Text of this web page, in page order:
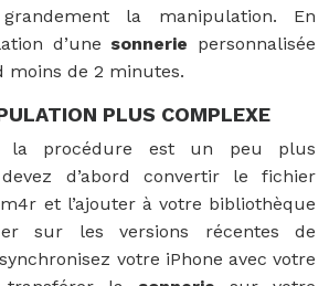
la manipulation. En
d’une sonnerie personnalisée
moins de 2 minutes.
PLUS COMPLEXE
la procédure est un peu plus
d’abord convertir le fichier
et l’ajouter à votre bibliothèque
sur les versions récentes de
votre iPhone avec votre